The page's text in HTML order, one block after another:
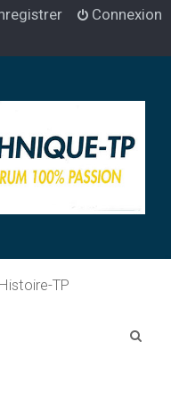
Connexion
Histoire-TP